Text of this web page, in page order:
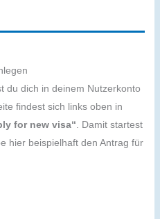
du dich in deinem Nutzerkonto
findest sich links oben in
for new visa“ . Damit startest
hier beispielhaft den Antrag für